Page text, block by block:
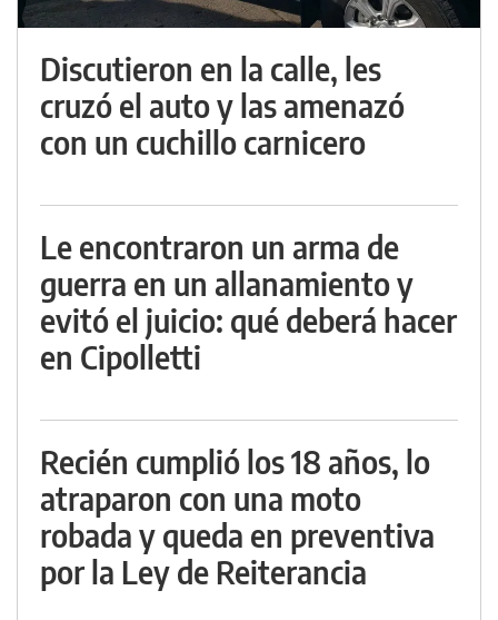
Discutieron en la calle, les
cruzó el auto y las amenazó
con un cuchillo carnicero
Le encontraron un arma de
guerra en un allanamiento y
evitó el juicio: qué deberá hacer
en Cipolletti
Recién cumplió los 18 años, lo
atraparon con una moto
robada y queda en preventiva
por la Ley de Reiterancia